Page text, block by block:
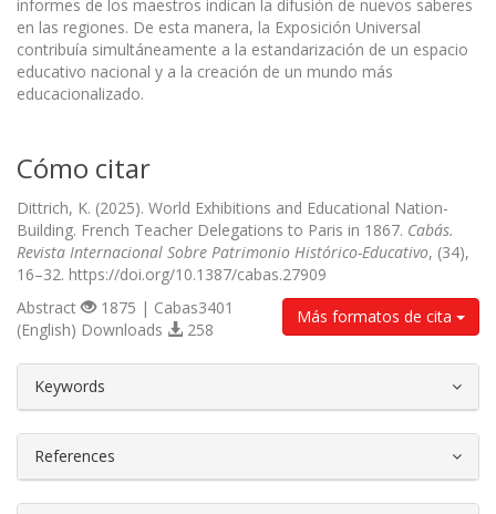
informes de los maestros indican la difusión de nuevos saberes
en las regiones. De esta manera, la Exposición Universal
contribuía simultáneamente a la estandarización de un espacio
educativo nacional y a la creación de un mundo más
educacionalizado.
Cómo citar
Dittrich, K. (2025). World Exhibitions and Educational Nation-
Building. French Teacher Delegations to Paris in 1867. Cabás.
Revista Internacional Sobre Patrimonio Histórico-Educativo, (34),
16–32. https://doi.org/10.1387/cabas.27909
Más formatos de cita
Abstract
1875 | Cabas3401
(English) Downloads
258
Keywords
References